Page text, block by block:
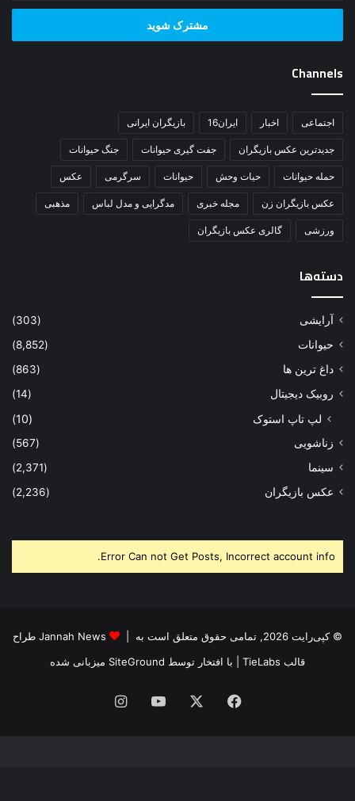
خود
وارد
Channels
اجتماعی اخبار ایران16 بازیگران ایرانی
جدیدترین عکس بازیگران جفت گیری حیوانات جنگ حیوانات
حمله حیوانات حیات وحش حیوانات سرگرمی عکس
عکس بازیگران زن مجله خبری مدگرایی و مدل لباس مذهبی
ورزشی گالری عکس بازیگران
دسته‌ها
آرایشی
(303)
حیوانات
(8,852)
داغ ترین ها
(863)
روبیک دیجیتال
(14)
لپ تاپ استوک (10)
زناشویی
(567)
سینما
(2,371)
عکس بازیگران
(2,236)
Error Can not Get Posts, Incorrect account info.
© کپی‌رایت 2026, تمامی حقوق متعلق است به |
Jannah News طراح
قالب TieLabs
| با افتخار توسط SiteGround میزبانی شده
فیس یوتیوباینستاگرام